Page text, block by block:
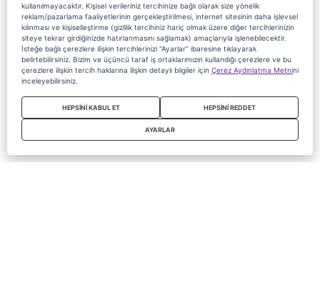
kullanılmayacaktır. Kişisel verileriniz tercihinize bağlı olarak size yönelik
reklam/pazarlama faaliyetlerinin gerçekleştirilmesi, internet sitesinin daha işlevsel
kılınması ve kişiselleştirme (gizlilik tercihiniz hariç olmak üzere diğer tercihlerinizin
siteye tekrar girdiğinizde hatırlanmasını sağlamak) amaçlarıyla işlenebilecektir.
İsteğe bağlı çerezlere ilişkin tercihlerinizi “Ayarlar” ibaresine tıklayarak
belirtebilirsiniz. Bizim ve üçüncü taraf iş ortaklarımızın kullandığı çerezlere ve bu
çerezlere ilişkin tercih haklarına ilişkin detaylı bilgiler için Çerez Aydınlatma Metnini
inceleyebilirsiniz.
HEPSİNİ KABUL ET HEPSİNİ REDDET
AYARLAR